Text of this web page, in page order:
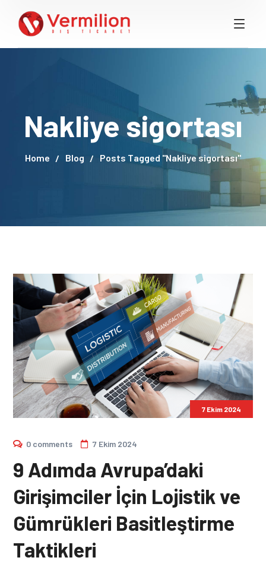
Home Blog Posts Tagged "Nakliye sigortası"
Nakliye sigortası
7 Ekim 2024
0 comments 7 Ekim 2024
9 Adımda Avrupa’daki
Girişimciler İçin Lojistik ve
Gümrükleri Basitleştirme
Taktikleri